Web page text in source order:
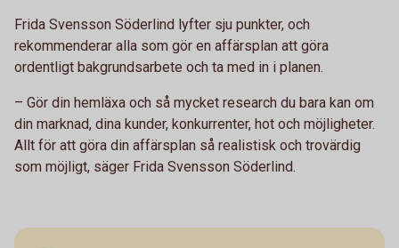
Frida Svensson Söderlind lyfter sju punkter, och
rekommenderar alla som gör en affärsplan att göra
ordentligt bakgrundsarbete och ta med in i planen.
– Gör din hemläxa och så mycket research du bara kan om
din marknad, dina kunder, konkurrenter, hot och möjligheter.
Allt för att göra din affärsplan så realistisk och trovärdig
som möjligt, säger Frida Svensson Söderlind.